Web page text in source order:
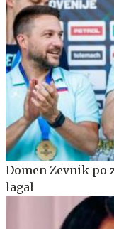
Domen Zevnik po
lagal